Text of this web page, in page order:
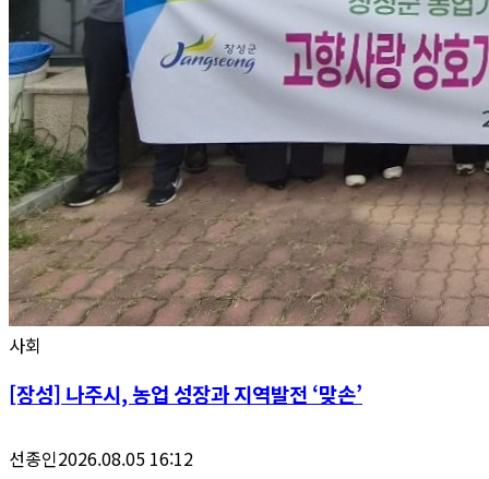
사회
[장성] 나주시, 농업 성장과 지역발전 ‘맞손’
선종인2026.08.05 16:12